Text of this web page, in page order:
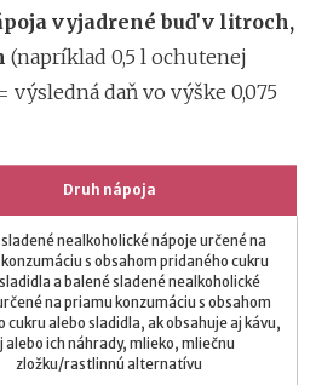
vyjadrené buď v litroch,
(napríklad 0,5 l ochutenej
výsledná daň vo výške 0,075
Druh nápoja
nealkoholické nápoje určené na
s obsahom pridaného cukru
a balené sladené nealkoholické
na priamu konzumáciu s obsahom
cukru alebo sladidla, ak obsahuje aj kávu,
alebo ich náhrady, mlieko, mliečnu
zložku/rastlinnú alternatívu